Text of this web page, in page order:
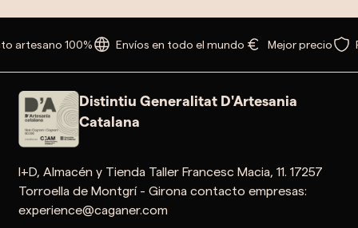
artesano 100% Envíos en todo el mundo Mejor precio
Distintiu Generalitat D'Artesania
Catalana
I+D, Almacén y Tienda Taller Francesc Macia, 11. 17257
Torroella de Montgrí - Girona contacto empresas:
experience@caganer.com